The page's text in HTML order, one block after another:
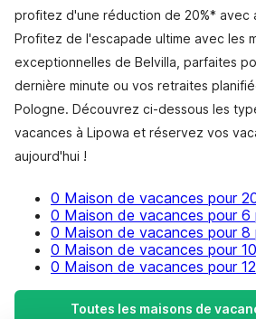
profitez d'une réduction de 20%* avec
Profitez de l'escapade ultime avec les
exceptionnelles de Belvilla, parfaites
dernière minute ou vos retraites
Pologne. Découvrez ci-dessous les
vacances à Lipowa et réservez vos
aujourd'hui !
0 Maison de vacances pour
0 Maison de vacances pour 6
0 Maison de vacances pour 8
0 Maison de vacances pour
0 Maison de vacances pour
Toutes les maisons de